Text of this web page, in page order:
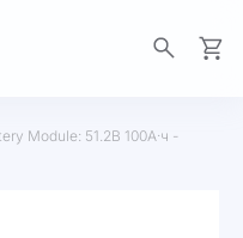
Module: 51.2В 100А·ч -